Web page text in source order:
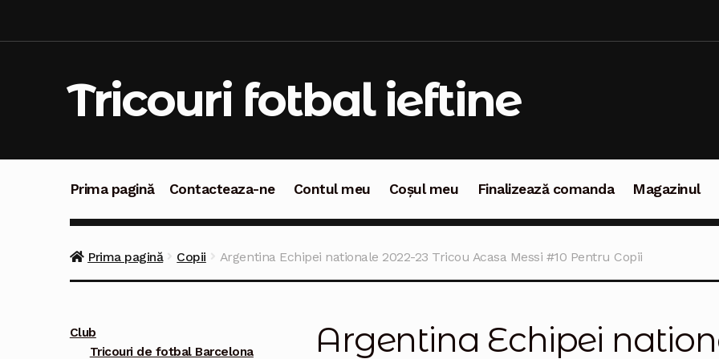
Tricouri fotbal ieftine
Prima pagină Contacteaza-ne Contul meu Coșul meu Finalizează comanda Magazinul
Prima pagină Copii Argentina Echipei nationale 2022-23 Tricou Acasa Messi #10 Pentru Copii
Argentina Echipei
Club
Tricouri de fotbal Barcelona